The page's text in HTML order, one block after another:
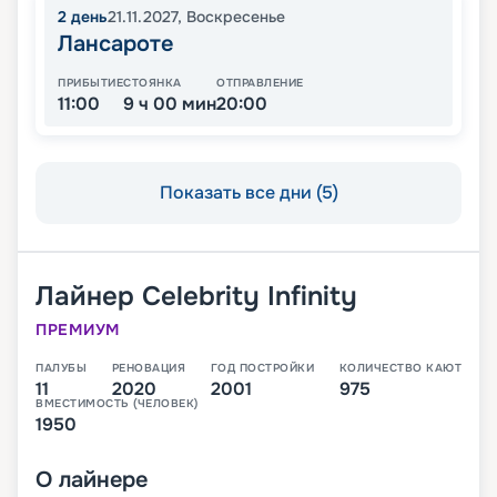
2 день21.11.2027, Воскресенье
Лансароте
ПРИБЫТИЕ
11:00
СТОЯНКА
9 ч 00 мин
ОТПРАВЛЕНИЕ
20:00
Показать все дни (5)
Лайнер Celebrity Infinity
ПРЕМИУМ
ПАЛУБЫ
11
РЕНОВАЦИЯ
2020
ГОД ПОСТРОЙКИ
2001
КОЛИЧЕСТВО КАЮТ
975
ВМЕСТИМОСТЬ (ЧЕЛОВЕК)
1950
О лайнере